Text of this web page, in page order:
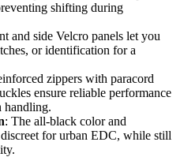
shifting during
and side Velcro panels let you
or identification for a
zippers with paracord
ensure reliable performance
handling.
: The all-black color and
for urban EDC, while still